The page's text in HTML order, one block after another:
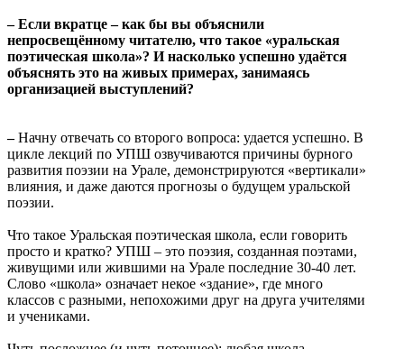
– Если вкратце – как бы вы объяснили
непросвещённому читателю, что такое «уральская
поэтическая школа»? И насколько успешно удаётся
объяснять это на живых примерах, занимаясь
организацией выступлений?
–Начну отвечать со второго вопроса: удается успешно. В
цикле лекций по УПШ озвучиваются причины бурного
развития поэзии на Урале, демонстрируются «вертикали»
влияния, и даже даются прогнозы о будущем уральской
поэзии.
Что такое Уральская поэтическая школа, если говорить
просто и кратко? УПШ – это поэзия, созданная поэтами,
живущими или жившими на Урале последние 30-40 лет.
Слово «школа» означает некое «здание», где много
классов с разными, непохожими друг на друга учителями
и учениками.